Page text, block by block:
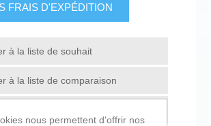
FRAIS D'EXPÉDITION
à la liste de souhait
à la liste de comparaison
nous permettent d'offrir nos